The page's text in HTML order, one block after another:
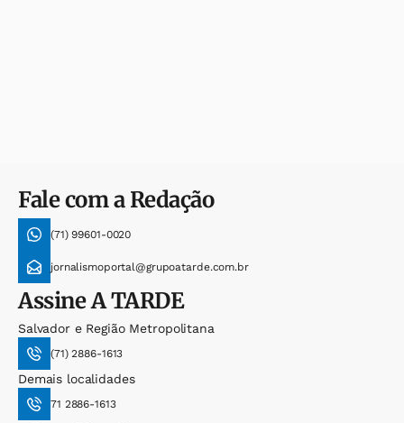
Fale com a Redação
(71) 99601-0020
jornalismoportal@grupoatarde.com.br
AssineA TARDE
Salvador e Região Metropolitana
(71) 2886-1613
Demais localidades
71 2886-1613